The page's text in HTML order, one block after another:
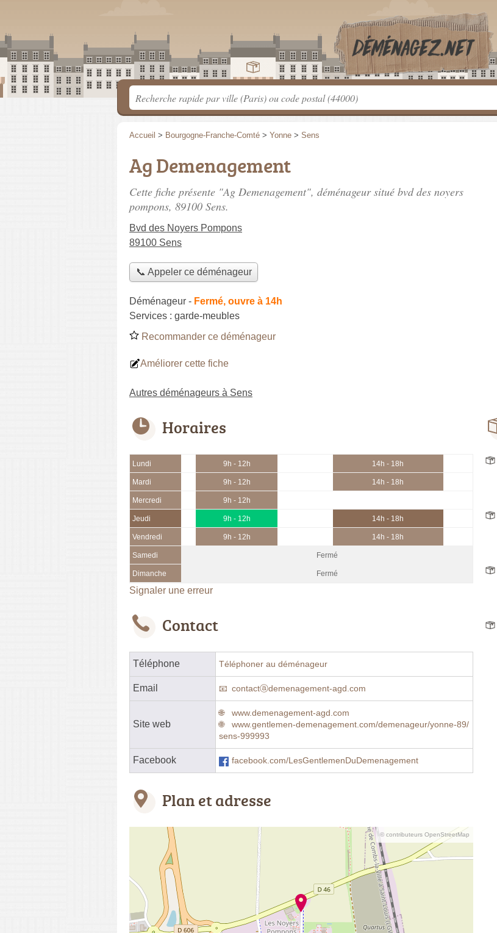
Accueil > Bourgogne-Franche-Comté > Yonne > Sens
Ag Demenagement
Cette fiche présente "Ag Demenagement", déménageur situé bvd des noyers
pompons, 89100 Sens.
Bvd des Noyers Pompons
89100 Sens
📞 Appeler ce déménageur
Déménageur - Fermé, ouvre à 14h
Services : garde-meubles
Recommander ce déménageur
Améliorer cette fiche
Autres déménageurs à Sens
Horaires
Lundi 9h - 12h 14h - 18h
Mardi 9h - 12h 14h - 18h
Mercredi 9h - 12h
Jeudi 9h - 12h 14h - 18h
Vendredi 9h - 12h 14h - 18h
Samedi Fermé
Dimanche Fermé
Signaler une erreur
Contact
Téléphone Téléphoner au déménageur
Email contactⓐdemenagement-agd.com
Site web
www.demenagement-agd.com
www.gentlemen-demenagement.com/demenageur/yonne-89/
sens-999993
Facebook facebook.com/LesGentlemenDuDemenagement
Plan et adresse
© contributeurs OpenStreetMap